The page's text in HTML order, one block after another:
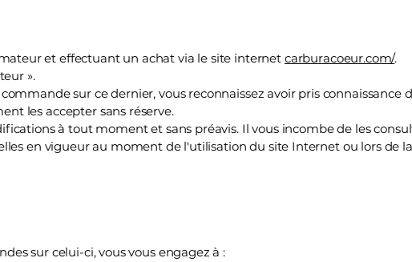
et effectuant un achat via le site internet carburacoeur.com/.
».
sur ce dernier, vous reconnaissez avoir pris connaissance
les accepter sans réserve.
à tout moment et sans préavis. Il vous incombe de les
en vigueur au moment de l'utilisation du site Internet ou lors de
sur celui-ci, vous vous engagez à :